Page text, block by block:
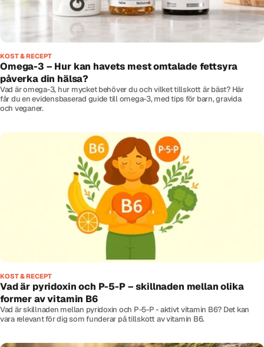
KOST & RECEPT
Omega-3 – Hur kan havets mest omtalade fettsyra
påverka din hälsa?
Vad är omega-3, hur mycket behöver du och vilket tillskott är bäst? Här
får du en evidensbaserad guide till omega-3, med tips för barn, gravida
och veganer.
KOST & RECEPT
Vad är pyridoxin och P-5-P – skillnaden mellan olika
former av vitamin B6
Vad är skillnaden mellan pyridoxin och P-5-P - aktivt vitamin B6? Det kan
vara relevant för dig som funderar på tillskott av vitamin B6.